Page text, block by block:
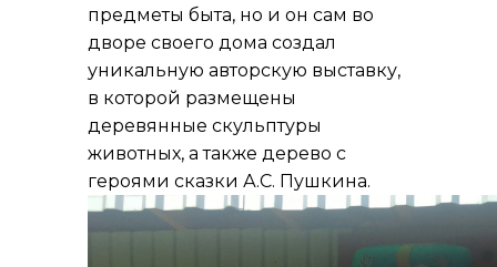
предметы быта, но и он сам во
дворе своего дома создал
уникальную авторскую выставку,
в которой размещены
деревянные скульптуры
животных, а также дерево с
героями сказки А.С. Пушкина.